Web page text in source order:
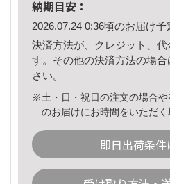
納期目安：
2026.07.24 0:36頃のお届け予
決済方法が、クレジット、
す。その他の決済方法の場合
さい。
※土・日・祝日の注文の場合
のお届けにお時間をいただく
即日出荷条件